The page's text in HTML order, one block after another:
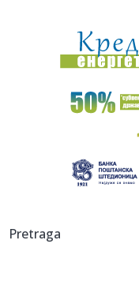
00:02:Na današnji
23:51:Tri medalje
KIKS
23:46:Tragedija
Pretraga